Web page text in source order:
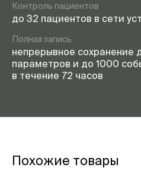
Контроль пациентов
до 32 пациентов в сети
Полная запись
непрерывное сохранение
параметров и до 1000
в течение 72 часов
Похожие товары